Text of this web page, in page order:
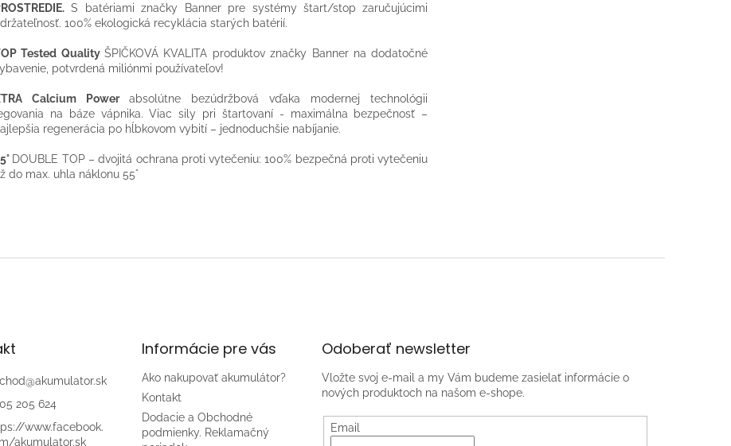
S batériami značky Banner pre systémy štart/stop zaručujúcimi
100% ekologická recyklácia starých batérií.
Tested QualityŠPIČKOVÁ KVALITA produktov značky Banner na dodatočné
potvrdená miliónmi používateľov!
Calcium Powerabsolútne bezúdržbová vďaka modernej technológii
na báze vápnika. Viac sily pri štartovaní - maximálna bezpečnosť –
regenerácia po hĺbkovom vybití – jednoduchšie nabíjanie.
DOUBLE TOP – dvojitá ochrana proti vytečeniu: 100% bezpečná proti vytečeniu
do max. uhla náklonu 55°
@akumulator.sk
205 624
www.facebook.
akumulator.sk
Informácie pre vás
Ako nakupovať akumulátor?
Kontakt
Dodacie a Obchodné
podmienky. Reklamačný
Odoberať newsletter
Vložte svoj e-mail a my Vám budeme zasielať informácie o
nových produktoch na našom e-shope.
Email